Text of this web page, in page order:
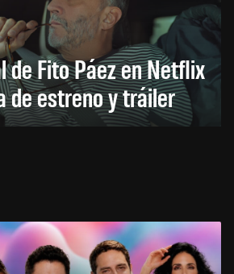
de Fito Páez en Netflix
de estreno y tráiler